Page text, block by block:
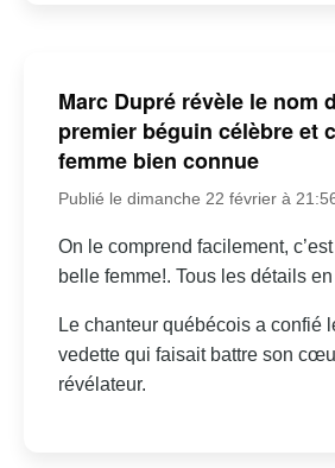
Marc Dupré révèle le nom
premier béguin célèbre et
femme bien connue
Publié le dimanche 22 février à
On le comprend facilement,
belle femme!. Tous les détails
Le chanteur québécois a confié
vedette qui faisait battre son
révélateur.